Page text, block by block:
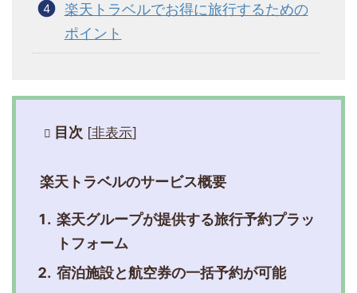
楽天トラベルでお得に旅行するための
ポイント
目次 [非表示]
楽天トラベルのサービス概要
楽天グループが提供する旅行予約プラッ
トフォーム
宿泊施設と航空券の一括予約が可能